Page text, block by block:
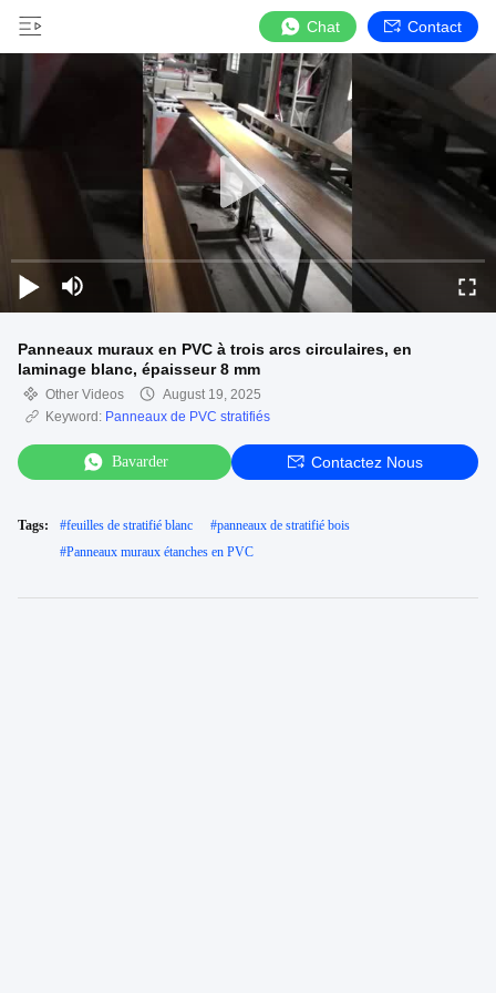
Chat Contact
Panneaux muraux en PVC à trois arcs circulaires, en
laminage blanc, épaisseur 8 mm
Other Videos
August 19, 2025
Keyword: Panneaux de PVC stratifiés
Bavarder Contactez Nous
Tags: #feuilles de stratifié blanc #panneaux de stratifié bois
#Panneaux muraux étanches en PVC